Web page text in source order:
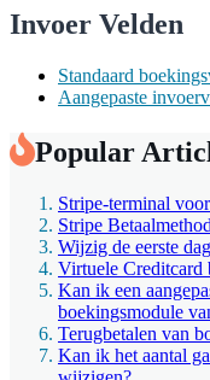
Invoer Velden
Standaard
Aangepaste
Popular
Stripe-terminal
Stripe
Wijzig de eerste
Virtuele Creditcard
Kan ik een
boekingsmodule
Terugbetalen van
Kan ik het aantal